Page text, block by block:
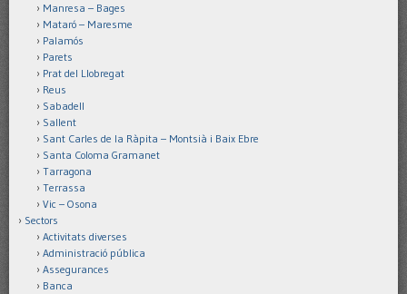
Manresa – Bages
Mataró – Maresme
Palamós
Parets
Prat del Llobregat
Reus
Sabadell
Sallent
Sant Carles de la Ràpita – Montsià i Baix Ebre
Santa Coloma Gramanet
Tarragona
Terrassa
Vic – Osona
Sectors
Activitats diverses
Administració pública
Assegurances
Banca